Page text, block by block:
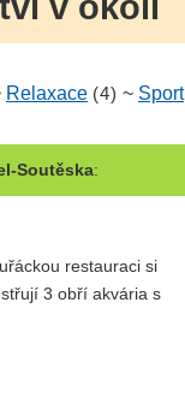
Relaxace (4) ~ Sport
Soutěska:
restauraci si
3 obří akvária s